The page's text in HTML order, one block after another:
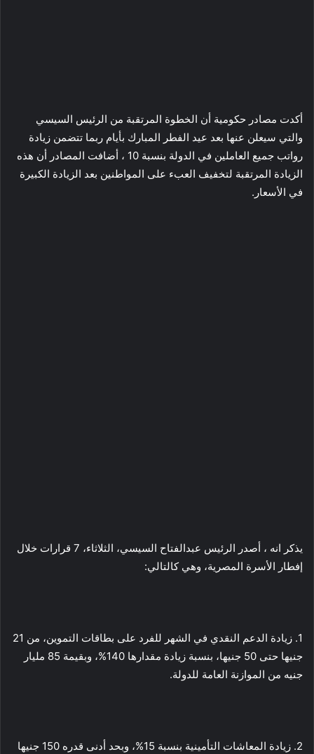
أكدت مصادر حكومية أن الخطوة المرتقبة من الرئيس السيسي
والتي سيعلن عنها بعد عيد الفطر المبارك بأيام ربما تتضمن زيادة
رواتب جميع العاملين في الدولة بنسبة 10 ، أضافت المصادر أن هذه
الزيادة المرتقبة لتخفيف العبء على المواطنين بعد الزيادة الكبيرة
في الأسعار.
يذكر انه ، أصدر الرئيس عبدالفتاح السيسي، الثلاثاء، 7 قرارات خلال
إفطار الأسرة المصرية، وهي كالتالي:
1. زيادة الدعم النقدي في الشهر للفرد على بطاقات التموين، من 21
جنيها حتى 50 جنيها، بنسبة زيادة مقدارها 140%، وبقيمة 85 مليار
جنيه من الموازنة العامة للدولة.
2. زيادة المعاشات التأمينية بنسبة 15%، وبحد أدنى قدره 150 جنيها